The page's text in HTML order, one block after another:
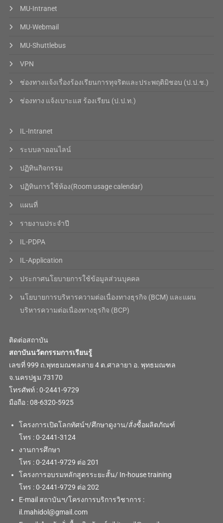
MU-Intranet
MU-Webmail
MU-Shuttlebus
VPN
ช่องทางแจ้งเรื่องร้องเรียนการทุจริตและประพฤติมิชอบ (ป.ป.ช.)
ช่องทาง แจ้งเบาะแส ร้องเรียน (ป.ป.ท.)
IL-Intranet
ระบบลาออนไลน์
ปฏิทินกิจกรรม
ปฏิทินการใช้ห้อง(Room usage calendar)
แผนที่
รายงานประจำปี
IL-PDPA
IL-Application
ประกาศนโยบายการใช้ข้อมูลส่วนบุคคล
นโยบายการบริหารความต่อเนื่องทางธุรกิจ (BCM) และแผน
บริหารความต่อเนื่องทางธุรกิจ (BCP)
ติดต่อสถาบัน
สถาบันนวัตกรรมการเรียนรู้
เลขที่ 999 ถ.พุทธมณฑลสาย 4 ต.ศาลายา อ. พุทธมณฑล
จ.นครปฐม 73170
โทรศัพท์ : 0-2441-9729
มือถือ : 08-6320-5925
โครงการเปิดโลกทัศน์ฯ/ศึกษาดูงาน/สั่งซื้อผลิตภัณฑ์
โทร : 0-2441-3124
งานการศึกษา
โทร : 0-2441-9729 ต่อ 201
โครงการอบรมหลักสูตรระยะสั้น/ In-house training
โทร : 0-2441-9729 ต่อ 202
E-mail สถาบันฯ/โครงการบริการวิชาการ :
il.mahidol@gmail.com